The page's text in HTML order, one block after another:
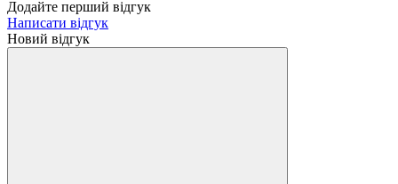
Додайте перший відгук
Написати відгук
Новий відгук